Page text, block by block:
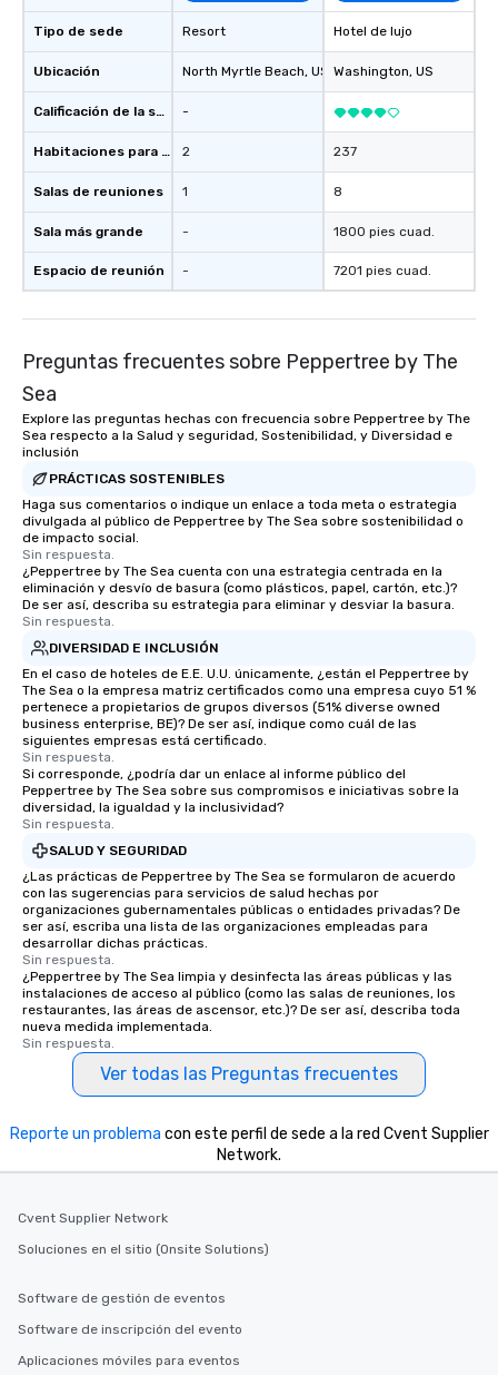
Tipo de sede
Ubicación
Calificación de la sede
Habitaciones para huéspedes
Salas de reuniones
Sala más grande
Espacio de reunión
Resort
North Myrtle Beach, US
-
2
1
-
-
Hotel de lujo
Washington, US
237
8
1800 pies cuad.
7201 pies cuad.
Preguntas frecuentes sobre Peppertree by The
Sea
Explore las preguntas hechas con frecuencia sobre Peppertree by The
Sea respecto a la Salud y seguridad, Sostenibilidad, y Diversidad e
inclusión
PRÁCTICAS SOSTENIBLES
Haga sus comentarios o indique un enlace a toda meta o estrategia
divulgada al público de Peppertree by The Sea sobre sostenibilidad o
de impacto social.
Sin respuesta.
¿Peppertree by The Sea cuenta con una estrategia centrada en la
eliminación y desvío de basura (como plásticos, papel, cartón, etc.)?
De ser así, describa su estrategia para eliminar y desviar la basura.
Sin respuesta.
DIVERSIDAD E INCLUSIÓN
En el caso de hoteles de E.E. U.U. únicamente, ¿están el Peppertree by
The Sea o la empresa matriz certificados como una empresa cuyo 51 %
pertenece a propietarios de grupos diversos (51% diverse owned
business enterprise, BE)? De ser así, indique como cuál de las
siguientes empresas está certificado.
Sin respuesta.
Si corresponde, ¿podría dar un enlace al informe público del
Peppertree by The Sea sobre sus compromisos e iniciativas sobre la
diversidad, la igualdad y la inclusividad?
Sin respuesta.
SALUD Y SEGURIDAD
¿Las prácticas de Peppertree by The Sea se formularon de acuerdo
con las sugerencias para servicios de salud hechas por
organizaciones gubernamentales públicas o entidades privadas? De
ser así, escriba una lista de las organizaciones empleadas para
desarrollar dichas prácticas.
Sin respuesta.
¿Peppertree by The Sea limpia y desinfecta las áreas públicas y las
instalaciones de acceso al público (como las salas de reuniones, los
restaurantes, las áreas de ascensor, etc.)? De ser así, describa toda
nueva medida implementada.
Sin respuesta.
Ver todas las Preguntas frecuentes
Reporte un problema con este perfil de sede a la red Cvent Supplier
Network.
Cvent Supplier Network
Soluciones en el sitio (Onsite Solutions)
Software de gestión de eventos
Software de inscripción del evento
Aplicaciones móviles para eventos